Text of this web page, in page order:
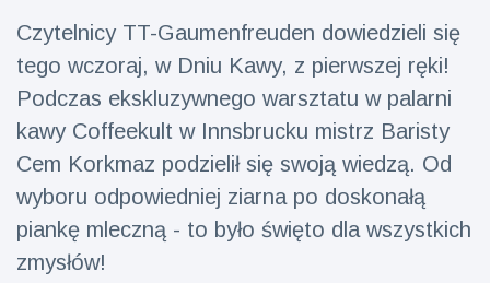
(121)
Zdrowie i sprawność
(73)
Podróże i przygody
(77)
Najnowsze
Czytelnicy TT-Gaumenfreuden dowiedzieli się
tego wczoraj, w Dniu Kawy, z pierwszej ręki!
Podczas ekskluzywnego warsztatu w palarni
kawy Coffeekult w Innsbrucku mistrz Baristy
Cem Korkmaz podzielił się swoją wiedzą. Od
wyboru odpowiedniej ziarna po doskonałą
piankę mleczną - to było święto dla wszystkich
zmysłów!